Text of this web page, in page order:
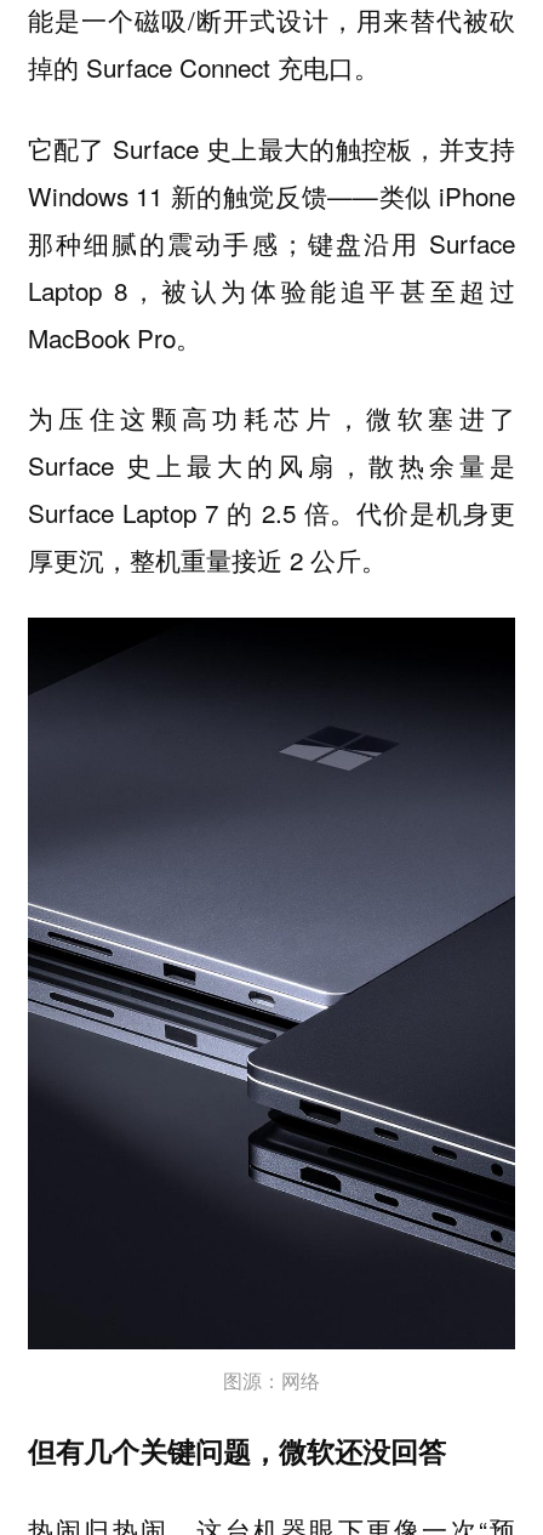
能是一个磁吸/断开式设计，用来替代被砍
掉的 Surface Connect 充电口。
它配了 Surface 史上最大的触控板，并支持
Windows 11 新的触觉反馈——类似 iPhone
那种细腻的震动手感；键盘沿用 Surface
Laptop 8，被认为体验能追平甚至超过
MacBook Pro。
为压住这颗高功耗芯片，微软塞进了
Surface 史上最大的风扇，散热余量是
Surface Laptop 7 的 2.5 倍。代价是机身更
厚更沉，整机重量接近 2 公斤。
图源：网络
但有几个关键问题，微软还没回答